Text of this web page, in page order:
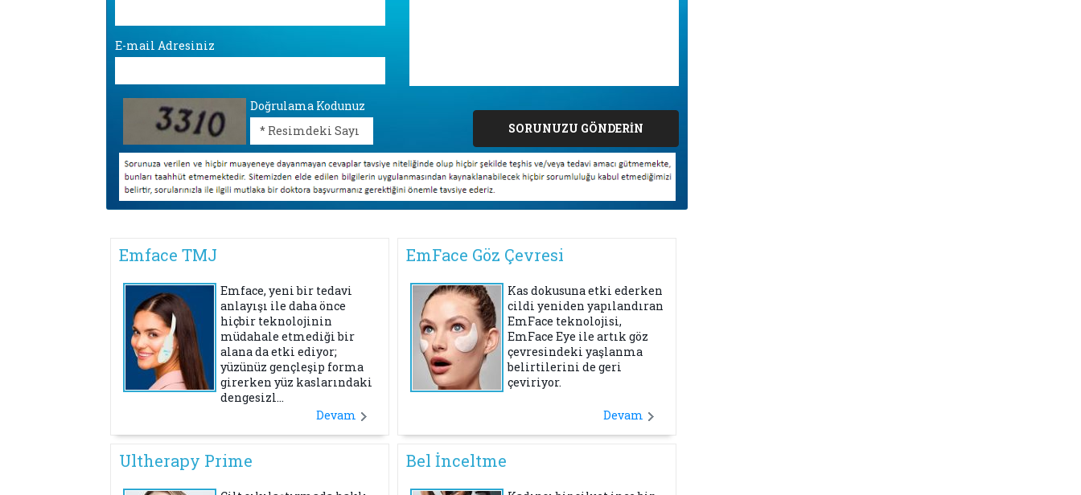
E-mail Adresiniz
Doğrulama Kodunuz
SORUNUZU GÖNDERİN
Emface TMJ
Emface, yeni bir tedavi
anlayışı ile daha önce
hiçbir teknolojinin
müdahale etmediği bir
alana da etki ediyor;
yüzünüz gençleşip forma
girerken yüz kaslarındaki
dengesizl...
Devam
EmFace Göz Çevresi
Kas dokusuna etki ederken
cildi yeniden yapılandıran
EmFace teknolojisi,
EmFace Eye ile artık göz
çevresindeki yaşlanma
belirtilerini de geri
çeviriyor.
Devam
Ultherapy Prime Bel İnceltme